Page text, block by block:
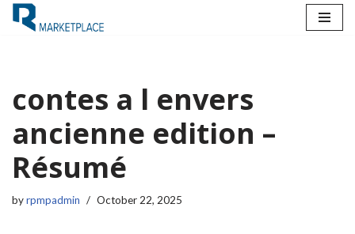
contes a l envers
ancienne edition –
Résumé
byrpmpadmin October 22, 2025